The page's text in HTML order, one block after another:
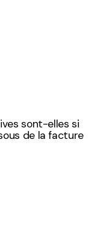
sont-elles si
de la facture